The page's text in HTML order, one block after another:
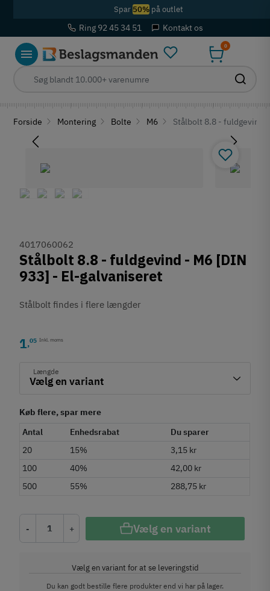
Spar 50%på outlet
Ring 92 45 34 51 Kontakt os
0
Forside Montering Bolte M6 Stålbolt 8.8 - fuldgevind
4017060062
Stålbolt 8.8 - fuldgevind - M6 [DIN
933] - El-galvaniseret
Stålbolt findes i flere længder
1,05 Inkl. moms
Længde
Køb flere, spar mere
Antal Enhedsrabat
Du sparer
20
15%
3,15 kr
100
40%
42,00 kr
500
55% 288,75 kr
- + Vælg en variant
Vælg en variant for at se leveringstid
Du kan godt bestille flere produkter end vi har på lager.